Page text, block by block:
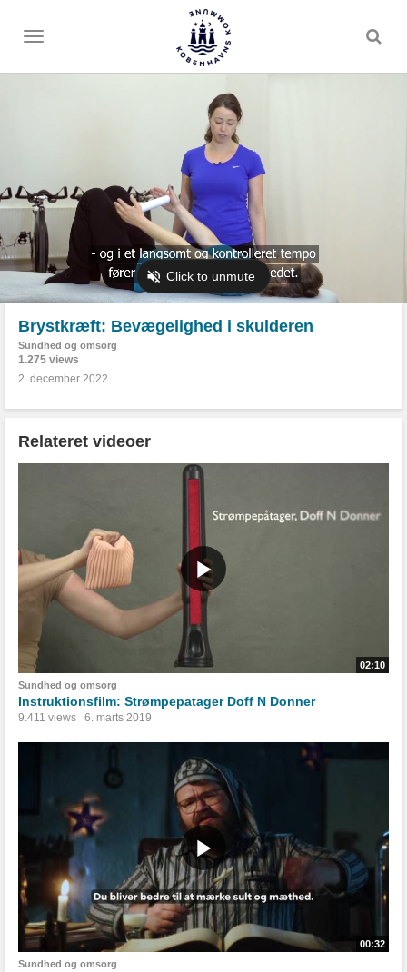
Toggle
Brystkræft: Bevægelighed i skulderen
Sundhed og omsorg
1.275 views
2. december 2022
Relateret videoer
02:10
Sundhed og omsorg
Instruktionsfilm: Strømpepatager Doff N Donner
9.411 views 6. marts 2019
00:32
Sundhed og omsorg